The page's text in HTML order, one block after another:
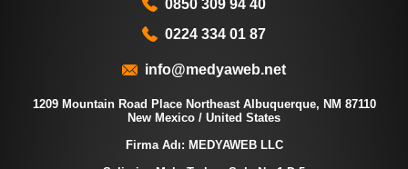
0850 309 94 40
0224 334 01 87
info@medyaweb.net
1209 Mountain Road Place Northeast Albuquerque, NM 87110
New Mexico / United States
Firma Adı: MEDYAWEB LLC